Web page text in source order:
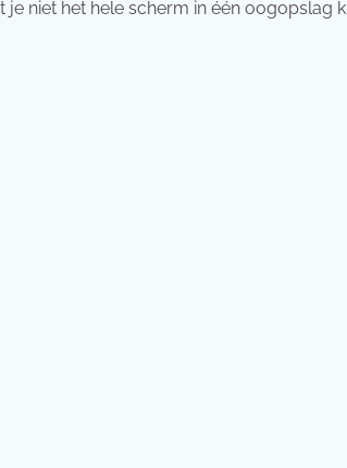
niet het hele scherm in één oogopslag